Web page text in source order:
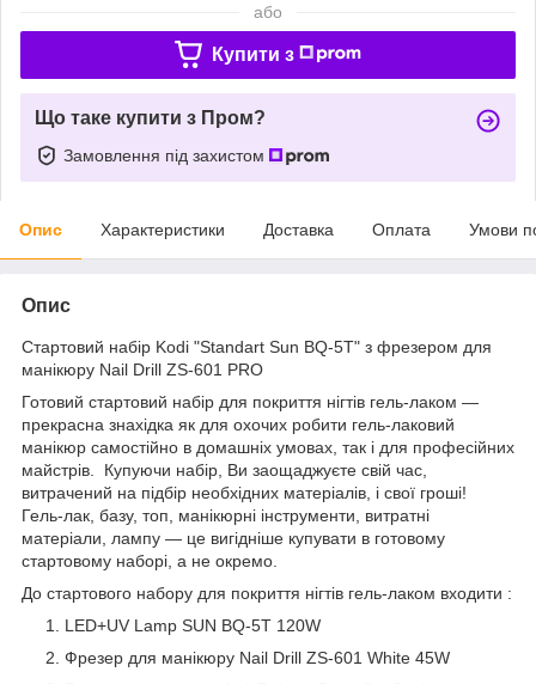
або
Купити з
Що таке купити з Пром?
Замовлення під захистом
Опис Характеристики Доставка Оплата Умови
Опис
Стартовий набір Kodi "Standart Sun BQ-5T" з фрезером для
манікюру Nail Drill ZS-601 PRO
Готовий стартовий набір для покриття нігтів гель-лаком —
прекрасна знахідка як для охочих робити гель-лаковий
манікюр самостійно в домашніх умовах, так і для професійних
майстрів. Купуючи набір, Ви заощаджуєте свій час,
витрачений на підбір необхідних матеріалів, і свої гроші!
Гель-лак, базу, топ, манікюрні інструменти, витратні
матеріали, лампу — це вигідніше купувати в готовому
стартовому наборі, а не окремо.
До стартового набору для покриття нігтів гель-лаком входити :
LED+UV Lamp SUN BQ-5T 120W
Фрезер для манікюру Nail Drill ZS-601 White 45W